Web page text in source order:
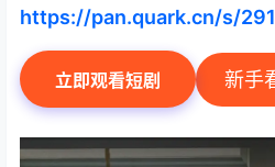
https://pan.quark.cn/s/
立即观看短剧 新手